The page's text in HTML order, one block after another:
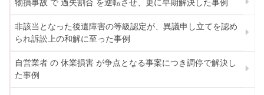
物損事故 で 過失割合 を逆転させ、更に早期解決した事例
非該当となった後遺障害の等級認定が、異議申し立てを認め
られ訴訟上の和解に至った事例
自営業者 の 休業損害 が争点となる事案につき調停で解決し
た事例